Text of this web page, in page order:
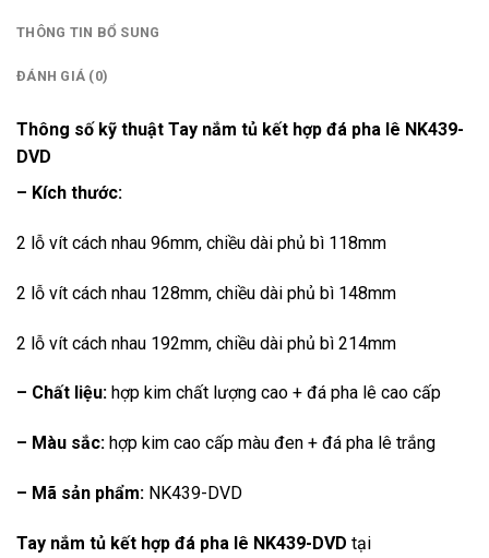
THÔNG TIN BỔ SUNG
ĐÁNH GIÁ (0)
Thông số kỹ thuật Tay nắm tủ kết hợp đá pha lê NK439-
DVD
– Kích thước:
2 lỗ vít cách nhau 96mm, chiều dài phủ bì 118mm
2 lỗ vít cách nhau 128mm, chiều dài phủ bì 148mm
2 lỗ vít cách nhau 192mm, chiều dài phủ bì 214mm
– Chất liệu: hợp kim chất lượng cao + đá pha lê cao cấp
– Màu sắc: hợp kim cao cấp màu đen + đá pha lê trắng
– Mã sản phẩm: NK439-DVD
Tay nắm tủ kết hợp đá pha lê NK439-DVD tại